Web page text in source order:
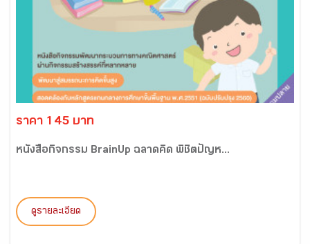
ราคา 145 บาท
หนังสือกิจกรรม BrainUp ฉลาดคิด พิชิตปัญห...
ดูรายละเอียด